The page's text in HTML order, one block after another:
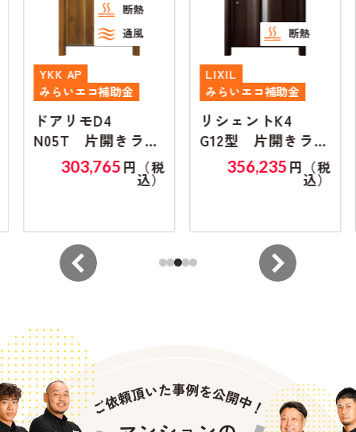
断熱
通風
YKK AP
みらいエコ補助金
ドアリモD4
N05T 片開きラン
マ無し303,765円（税
込）
断熱
LIXIL
みらいエコ補助金
リシェントK4
G12型 片開きラン
マ無し356,235円（税
込）